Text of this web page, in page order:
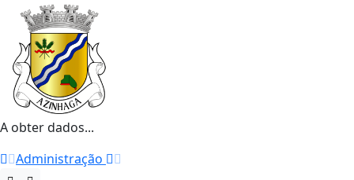
A obter dados...
Administração